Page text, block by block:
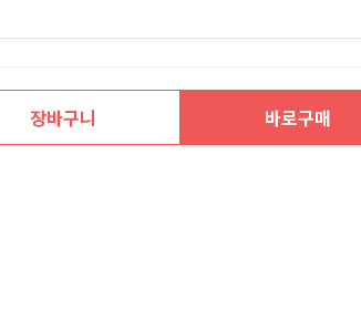
장바구니 바로구매